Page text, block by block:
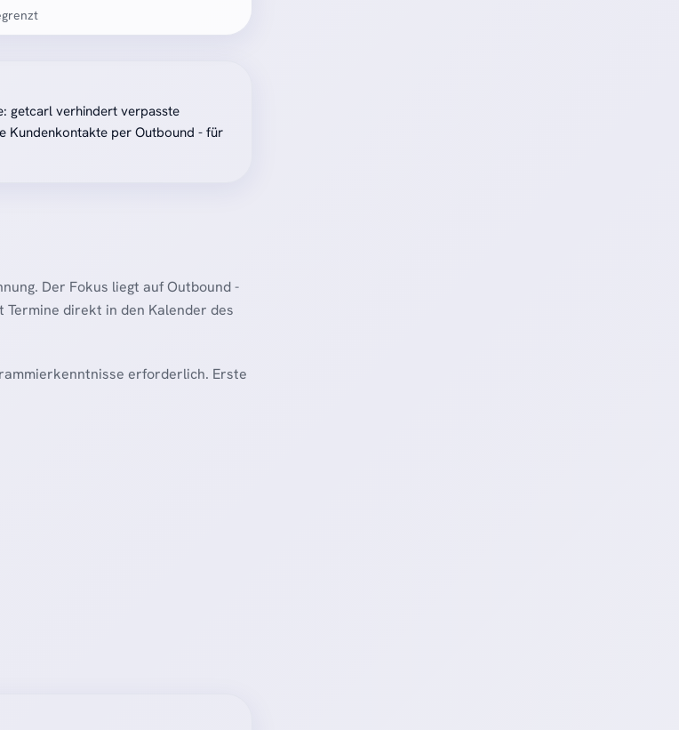
getcarl verhindert verpasste
Kundenkontakte per Outbound - für
Der Fokus liegt auf Outbound -
direkt in den Kalender des
erforderlich. Erste